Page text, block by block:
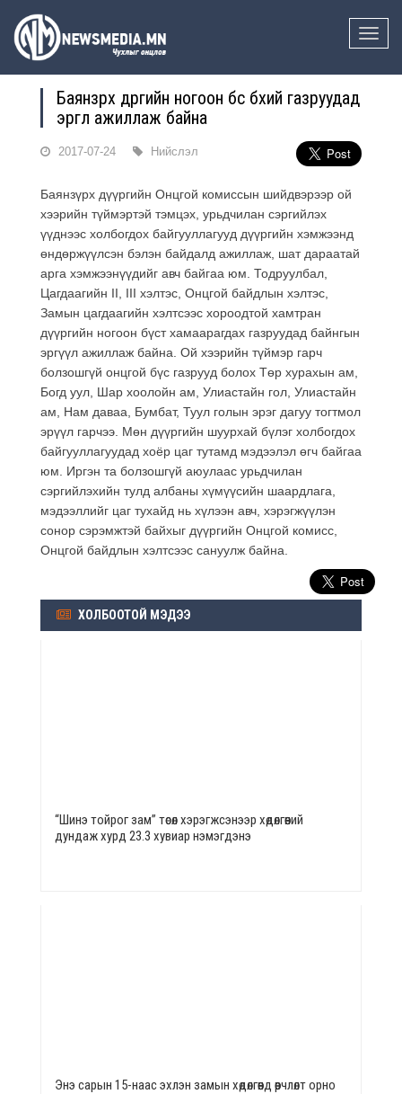
Toggle
Баянзүрх дүүргийн ногоон бүс бүхий газруудад
эргүүл ажиллаж байна
2017-07-24 Нийслэл
Баянзүрх дүүргийн Онцгой комиссын шийдвэрээр ой
хээрийн түймэртэй тэмцэх, урьдчилан сэргийлэх
үүднээс холбогдох байгууллагууд дүүргийн хэмжээнд
өндөржүүлсэн бэлэн байдалд ажиллаж, шат дараатай
арга хэмжээнүүдийг авч байгаа юм. Тодруулбал,
Цагдаагийн II, III хэлтэс, Онцгой байдлын хэлтэс,
Замын цагдаагийн хэлтсээс хороодтой хамтран
дүүргийн ногоон бүст хамаарагдах газруудад байнгын
эргүүл ажиллаж байна. Ой хээрийн түймэр гарч
болзошгүй онцгой бүс газрууд болох Төр хурахын ам,
Богд уул, Шар хоолойн ам, Улиастайн гол, Улиастайн
ам, Нам даваа, Бумбат, Туул голын эрэг дагуу тогтмол
эрүүл гарчээ. Мөн дүүргийн шуурхай бүлэг холбогдох
байгууллагуудад хоёр цаг тутамд мэдээлэл өгч байгаа
юм. Иргэн та болзошгүй аюулаас урьдчилан
сэргийлэхийн тулд албаны хүмүүсийн шаардлага,
мэдээллийг цаг тухайд нь хүлээн авч, хэрэгжүүлэн
сонор сэрэмжтэй байхыг дүүргийн Онцгой комисс,
Онцгой байдлын хэлтсээс сануулж байна.
ХОЛБООТОЙ МЭДЭЭ
“Шинэ тойрог зам” төсөл хэрэгжсэнээр хөдөлгөөний
дундаж хурд 23.3 хувиар нэмэгдэнэ
Энэ сарын 15-наас эхлэн замын хөдөлгөөнд өөрчлөлт орно